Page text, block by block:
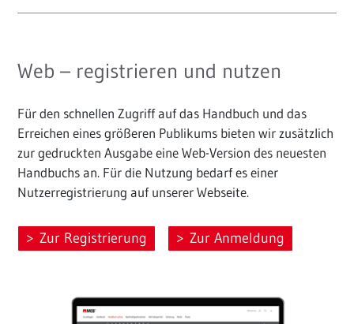
Web – registrieren und nutzen
Für den schnellen Zugriff auf das Handbuch und das
Erreichen eines größeren Publikums bieten wir zusätzlich
zur gedruckten Ausgabe eine Web-Version des neuesten
Handbuchs an. Für die Nutzung bedarf es einer
Nutzerregistrierung auf unserer Webseite.
Zur Registrierung Zur Anmeldung